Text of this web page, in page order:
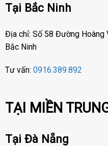
Tại Bắc Ninh
Địa chỉ: Số 58 Đường Hoàng
Bắc Ninh
Tư vấn: 0916.389.892
TẠI MIỀN
Tại Đà Nẵng